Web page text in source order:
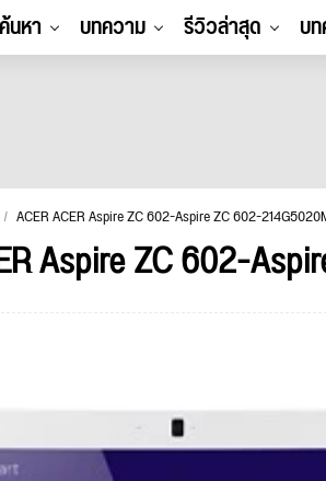
ค้นหา บทความ รีวิวล่าสุด บ
ACER ACER Aspire ZC 602-Aspire ZC 602-
Aspire ZC 602-